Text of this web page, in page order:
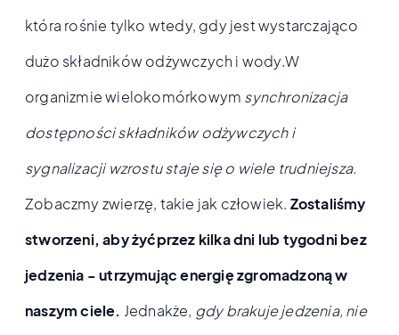
która rośnie tylko wtedy, gdy jest wystarczająco
dużo składników odżywczych i wody.W
organizmie wielokomórkowym synchronizacja
dostępności składników odżywczych i
sygnalizacji wzrostu staje się o wiele trudniejsza.
Zobaczmy zwierzę, takie jak człowiek. Zostaliśmy
stworzeni, aby żyćprzez kilka dni lub tygodni bez
jedzenia - utrzymując energię zgromadzoną w
naszym ciele. Jednakże, gdy brakuje jedzenia, nie